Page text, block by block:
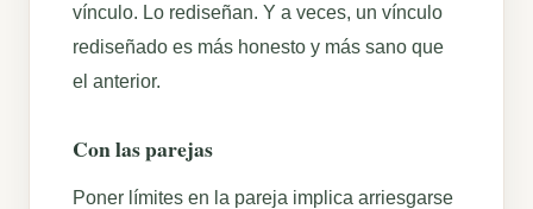
vínculo. Lo rediseñan. Y a veces, un vínculo
rediseñado es más honesto y más sano que
el anterior.
Con las parejas
Poner límites en la pareja implica arriesgarse